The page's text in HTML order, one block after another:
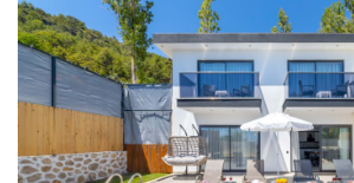
Rezervasyon